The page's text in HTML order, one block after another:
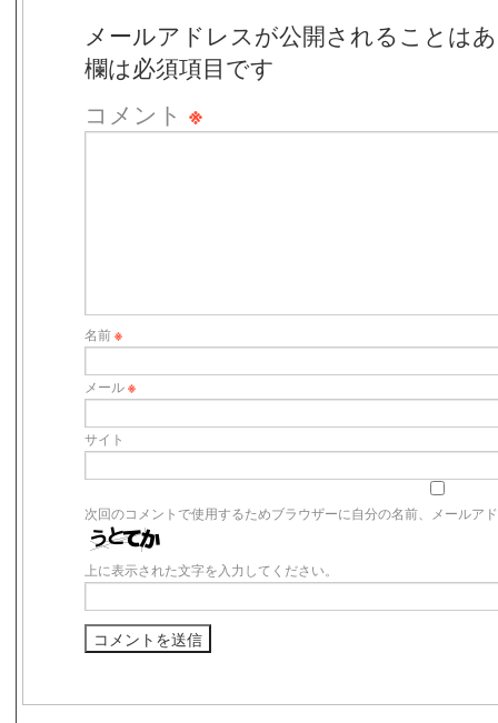
メールアドレスが公開されることは
欄は必須項目です
コメント ※
名前※
メール※
サイト
次回のコメントで使用するためブラウザーに自分の名前、メールア
上に表示された文字を入力してください。